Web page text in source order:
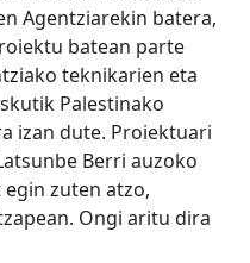
Agentziarekin batera,
batean parte
teknikarien eta
Palestinako
izan dute. Proiektuari
Berri auzoko
zuten atzo,
Ongi aritu dira